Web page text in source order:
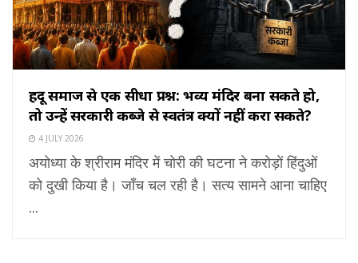
हिंदू समाज से एक सीधा प्रश्न: भव्य मंदिर बना सकते हो,
तो उन्हें सरकारी कब्जे से स्वतंत्र क्यों नहीं करा सकते?
4 JULY 2026
अयोध्या के श्रीराम मंदिर में चोरी की घटना ने करोड़ों हिंदुओं
को दुखी किया है। जाँच चल रही है। सत्य सामने आना चाहिए
...